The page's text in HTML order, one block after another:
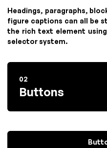
Headings, paragraphs,
figure captions can all be
the rich text element
selector system.
02
Buttons